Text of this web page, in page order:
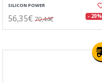
SILICON POWER
56,35€ 70,44€ - 20%